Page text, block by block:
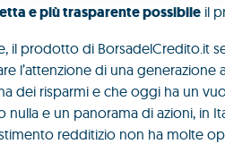
e più trasparente possibile il
il prodotto di BorsadelCredito.it
l’attenzione di una
dei risparmi e che oggi ha un
e un panorama di azioni, in
redditizio non ha molte